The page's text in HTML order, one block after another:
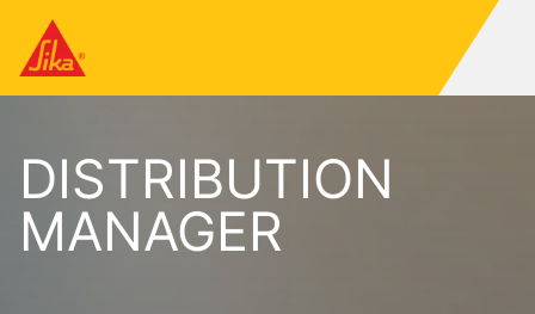
DISTRIBUTION
MANAGER